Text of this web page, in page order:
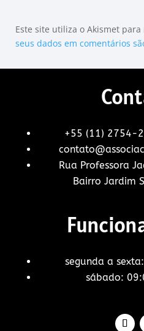
Este site utiliza o Akismet
seus dados em comentários
+55 (11) 2754-
Rua Professora
Bairro Jardim
segunda a
sábado: